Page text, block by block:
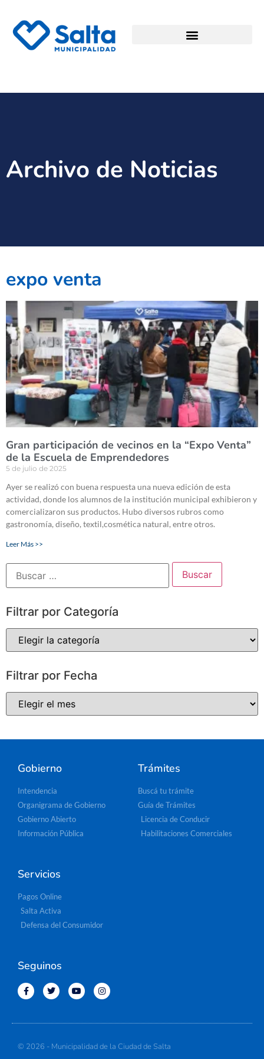
Archivo de Noticias
expo venta
Gran participación de vecinos en la “Expo Venta”
de la Escuela de Emprendedores
5 de julio de 2025
Ayer se realizó con buena respuesta una nueva edición de esta
actividad, donde los alumnos de la institución municipal exhibieron y
comercializaron sus productos. Hubo diversos rubros como
gastronomía, diseño, textil,cosmética natural, entre otros.
Leer Más >>
Filtrar por Categoría
Filtrar por Fecha
Gobierno
Intendencia
Organigrama de Gobierno
Gobierno Abierto
Información Pública
Trámites
Buscá tu trámite
Guía de Trámites
Licencia de Conducir
Habilitaciones Comerciales
Servicios
Pagos Online
Salta Activa
Defensa del Consumidor
Seguinos
© 2026 - Municipalidad de la Ciudad de Salta